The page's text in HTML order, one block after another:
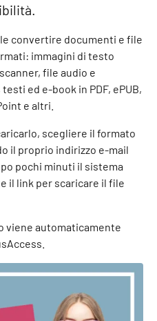
convertire documenti e file
immagini di testo
file audio e
ed e-book in PDF, ePUB,
e altri.
scegliere il formato
il proprio indirizzo e-mail
pochi minuti il sistema
il link per scaricare il file
viene automaticamente